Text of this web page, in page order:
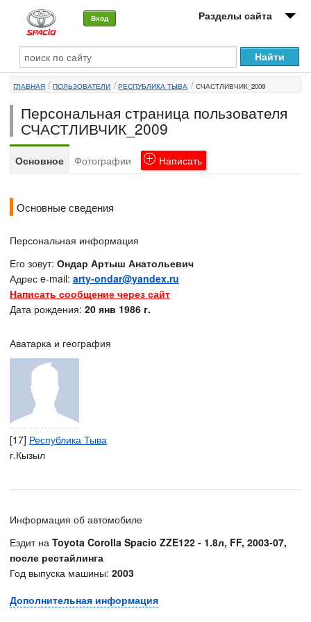
Вход Разделы сайта
О машине
Автоклуб
Форумы
Сервисы и услуги
ГЛАВНАЯ ПОЛЬЗОВАТЕЛИ РЕСПУБЛИКА ТЫВА СЧАСТЛИВЧИК_2009
Персональная страница пользователя
СЧАСТЛИВЧИК_2009
Основное Фотографии Написать
Основные сведения
Персональная информация
Его зовут: Ондар Артыш Анатольевич
Адрес e-mail: arty-ondar@yandex.ru
Написать сообщение через сайт
Дата рождения: 20 янв 1986 г.
Аватарка и география
[17] Республика Тыва
г.Кызыл
Информация об автомобиле
Ездит на Toyota Corolla Spacio ZZE122 - 1.8л, FF, 2003-07,
после рестайлинга
Год выпуска машины: 2003
Дополнительная информация